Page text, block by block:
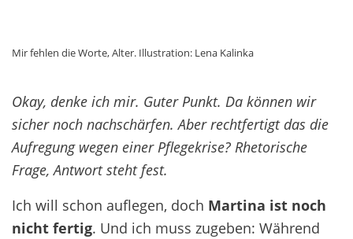
Mir fehlen die Worte, Alter. Illustration: Lena Kalinka
Okay, denke ich mir. Guter Punkt. Da können wir
sicher noch nachschärfen. Aber rechtfertigt das die
Aufregung wegen einer Pflegekrise? Rhetorische
Frage, Antwort steht fest.
Ich will schon auflegen, doch Martina ist noch
nicht fertig. Und ich muss zugeben: Während